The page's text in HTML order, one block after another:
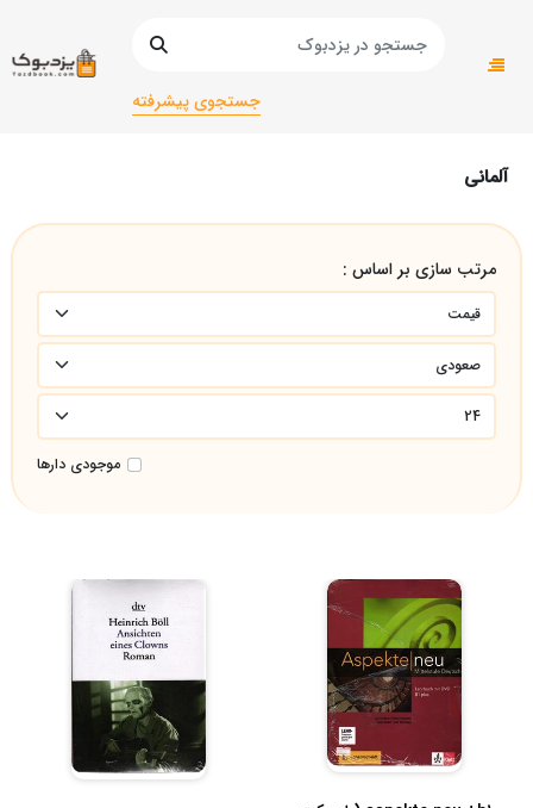
جستجوی پیشرفته
صفحه اصلی
زبان های خارجی سایر زبان ها
آلمانی
مرتب سازی بر اساس :
موجودی دارها